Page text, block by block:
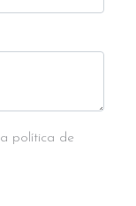
la política de